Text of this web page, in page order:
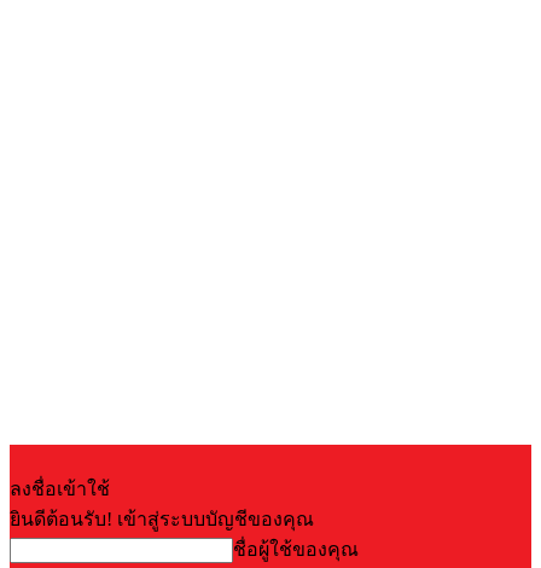
ลงชื่อเข้าใช้
ยินดีต้อนรับ! เข้าสู่ระบบบัญชีของคุณ
ชื่อผู้ใช้ของคุณ